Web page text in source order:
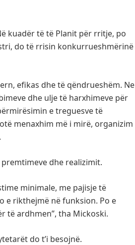
kuadër të të Planit për rritje, po
do të rrisin konkurrueshmërinë
efikas dhe të qëndrueshëm. Ne
dhe ulje të harxhimeve për
e treguesve të
menaxhim më i mirë, organizim
dhe realizimit.
minimale, me pajisje të
e rikthejmë në funksion. Po e
të ardhmen”, tha Mickoski.
do t’i besojnë.